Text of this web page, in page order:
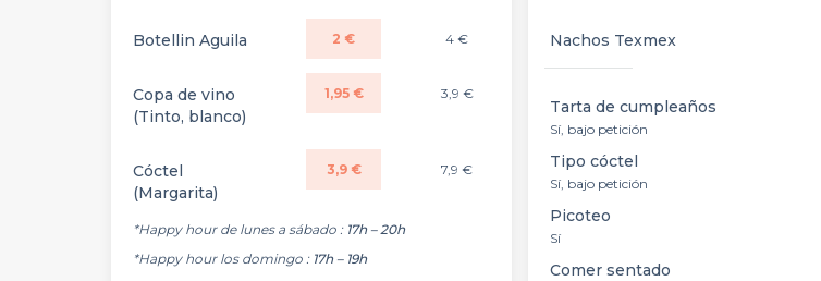
Botellin Aguila 2 € 4 €
Copa de vino
(Tinto, blanco)
1,95 € 3,9 €
Cóctel
(Margarita)
3,9 € 7,9 €
*Happy hour de lunes a sábado : 17h – 20h
*Happy hour los domingo : 17h – 19h
Nachos Texmex
Tarta de cumpleaños
Sí, bajo petición
Tipo cóctel
Sí, bajo petición
Picoteo
Sí
Comer sentado